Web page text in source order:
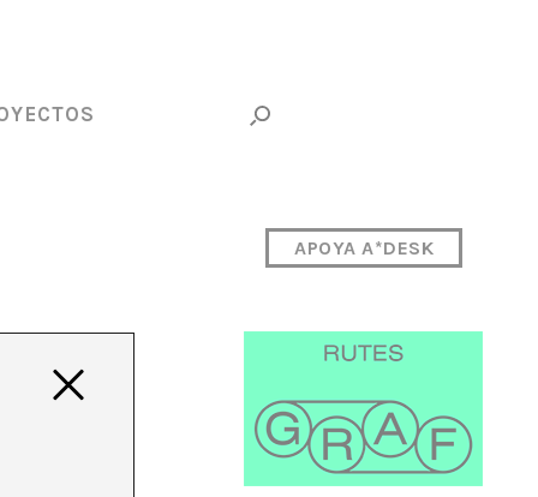
APOYA A*DESK